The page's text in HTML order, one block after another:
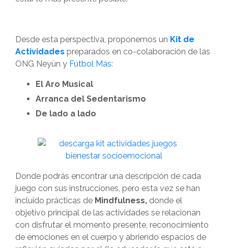
Desde esta perspectiva, proponemos un Kit de
Actividades preparados en co-colaboración de las
ONG Neyün y Fútbol Más:
El Aro Musical
Arranca del Sedentarismo
De lado a lado
Donde podrás encontrar una descripción de cada
juego con sus instrucciones, pero esta vez se han
incluido prácticas de Mindfulness, donde el
objetivo principal de las actividades se relacionan
con disfrutar el momento presente, reconocimiento
de emociones en el cuerpo y abriendo espacios de